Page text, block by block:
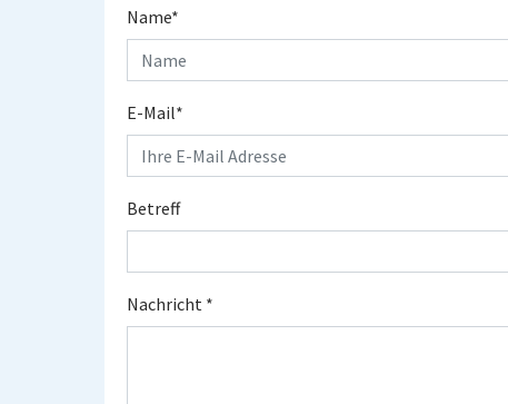
Name*
E-Mail*
Betreff
Nachricht *